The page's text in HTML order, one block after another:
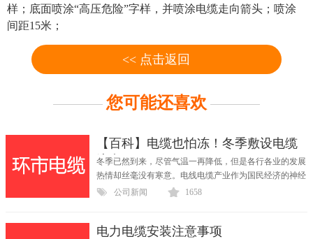
样；底面喷涂“高压危险”字样，并喷涂电缆走向箭头；喷涂
间距15米；
<< 点击返回
您可能还喜欢
【百科】电缆也怕冻！冬季敷设电缆
注意
冬季已然到来，尽管气温一再降低，但是各行各业的发展
热情却丝毫没有寒意。电线电缆产业作为国民经济的神经
与...
公司新闻 1658
电力电缆安装注意事项